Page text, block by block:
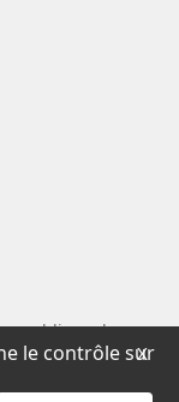
publions des
aimons
X
le contrôle sur